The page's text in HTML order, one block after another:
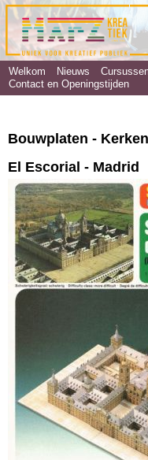
Welkom Nieuws
Contact en Openingstijden
Bouwplaten -
El Escorial - Madrid